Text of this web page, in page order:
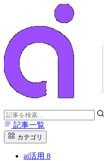
記事一覧
カテゴリ
ai活用 8